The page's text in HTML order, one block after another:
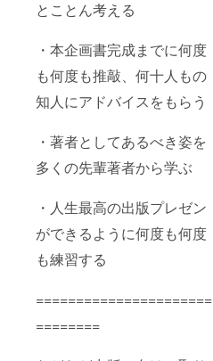
とことん考える
・本企画書完成までに何度
も何度も推敲、何十人もの
知人にアドバイスをもらう
・著者としてあるべき姿を
多くの先輩著者から学ぶ
・人生最高の出版プレゼン
ができるように何度も何度
も練習する
======================
========